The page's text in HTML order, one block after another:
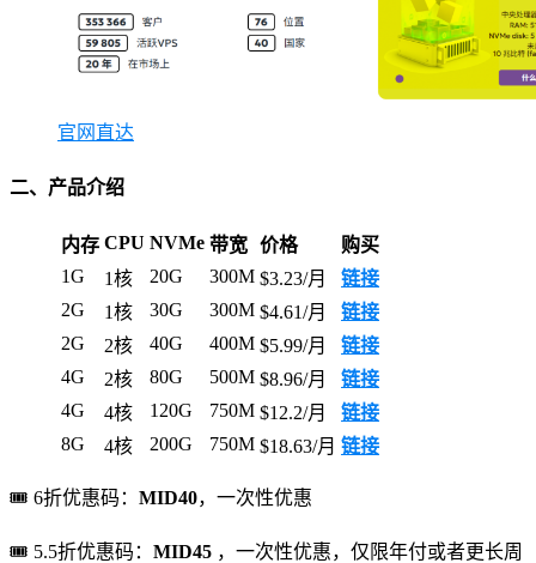
官网直达
二、产品介绍
内存 CPU NVMe 带宽 价格
购买
1G
1核 20G 300M $3.23/月
链接
2G
1核 30G 300M $4.61/月
链接
2G
2核 40G 400M $5.99/月
链接
4G
2核 80G 500M $8.96/月
链接
4G
4核 120G 750M $12.2/月
链接
8G
4核 200G 750M $18.63/月 链接
🎟 6折优惠码： MID40，一次性优惠
🎟 5.5折优惠码： MID45 ，一次性优惠，仅限年付或者更长周